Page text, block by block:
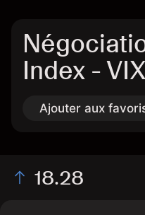
Index -
Ajouter aux
18.28